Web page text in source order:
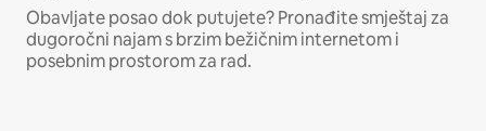
Obavljate posao dok putujete? Pronađite smještaj za
dugoročni najam s brzim bežičnim internetom i
posebnim prostorom za rad.